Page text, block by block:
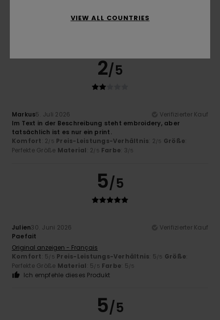
tatsächlich ist es nur ein print.
2/5
Markus5. Juli 2026
Verifizierter Kauf
Im Text in der Beschreibung steht embroidery, aber
tatsächlich ist es nur ein print.
Komfort: 2/5 Preis-Leistungs-Verhältnis: 2/5 Größe:
Perfekte Größe Material: 2/5 Farbe: 3/5
5/5
Julien30. Juni 2026
Verifizierter Kauf
Paefait
Original anzeigen - Français
Komfort: 5/5 Preis-Leistungs-Verhältnis: 5/5 Größe:
Perfekte Größe Material: 5/5 Farbe: 5/5
Ich empfehle dieses Produkt
5/5
VIEW ALL COUNTRIES